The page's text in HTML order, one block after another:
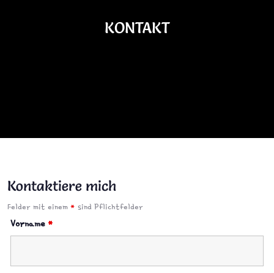
KONTAKT
Kontaktiere mich
Felder mit einem * sind Pflichtfelder
Vorname *